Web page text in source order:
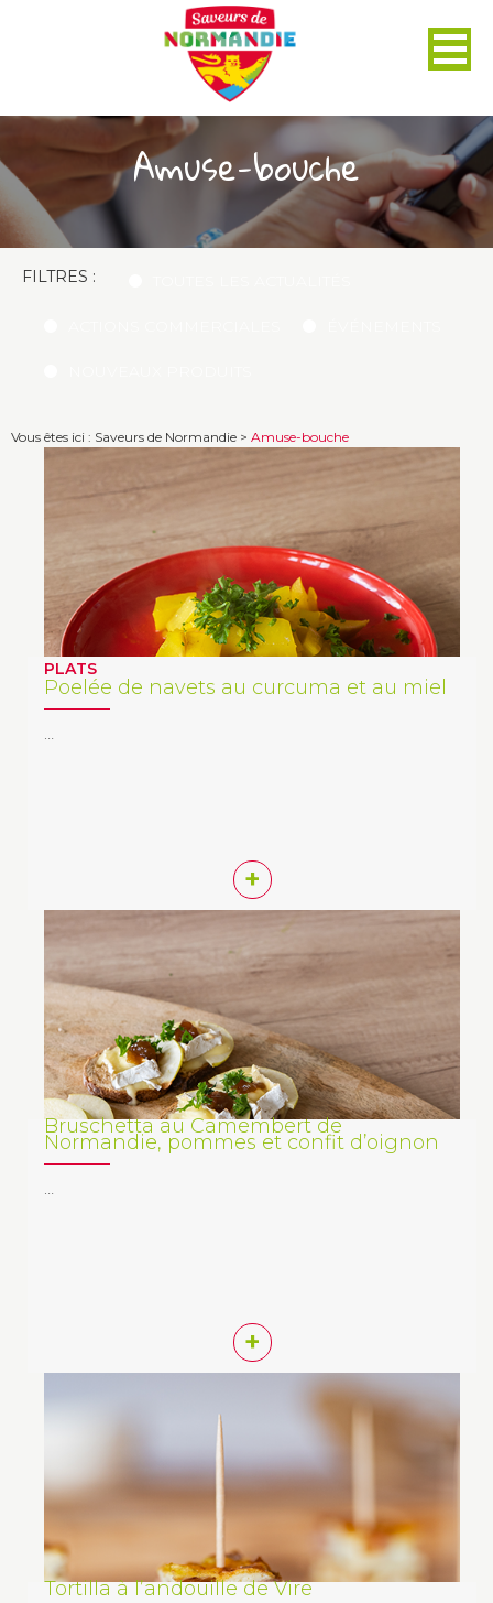
Amuse-bouche
FILTRES :
Vous êtes ici : Saveurs de Normandie > Amuse-bouche
PLATS
Poelée de navets au curcuma et au miel
…
+
Bruschetta au Camembert de
Normandie, pommes et confit d’oignon
…
+
Tortilla à l’andouille de Vire
Panneau de gestion des cookies